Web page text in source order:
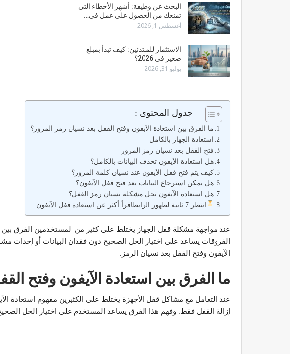
البحث عن وظيفة: أشهر الأخطاء التي
تمنعك من الحصول على عمل في…
أغسطس 1, 2026
الاستثمار للمبتدئين: كيف تبدأ بمبلغ
صغير في 2026؟
يوليو 31, 2026
جدول المحتوى :
ما الفرق بين استعادة الآيفون وفتح القفل بعد نسيان رمز المرور؟
استعادة الجهاز بالكامل
فتح القفل بعد نسيان رمز المرور
هل استعادة الآيفون تحذف البيانات بالكامل؟
كيف يتم فتح قفل الآيفون عند نسيان كلمة المرور؟
هل يمكن استرجاع البيانات بعد فتح قفل الآيفون؟
هل استعادة الآيفون تحل مشكلة نسيان رمز القفل؟
انتظر 7 ثانية لظهور الرابطاقرأ أكثر عن استعادة قفل الآيفون
عند مواجهة مشكلة قفل الجهاز يختلط على كثير من المستخدمين الفرق
الآيفون وفتح القفل بعد نسيان الرمز.
ما الفرق بين استعادة الآيفون وفتح
عند التعامل مع مشاكل قفل الأجهزة يختلط على الكثيرين مفهوم استعادة
إزالة القفل فقط. وفهم هذا الفرق يساعد المستخدم على اختيار الحل